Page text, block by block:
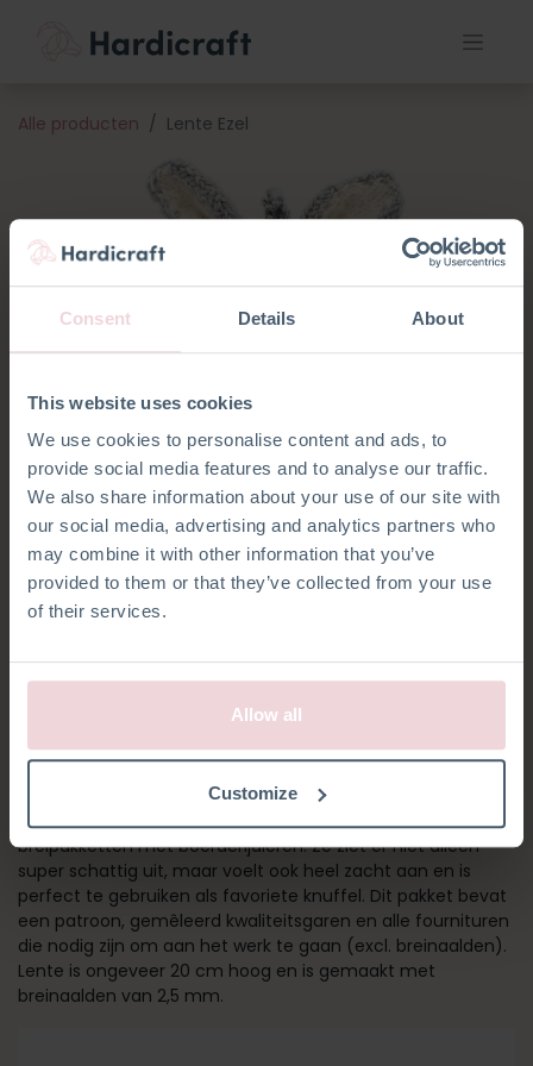
Consent Details About
This website uses cookies
We use cookies to personalise content and ads, to
provide social media features and to analyse our traffic.
We also share information about your use of our site with
our social media, advertising and analytics partners who
may combine it with other information that you’ve
provided to them or that they’ve collected from your use
of their services.
Allow all
Customize
Alle producten Lente Ezel
LENTE EZEL
Maak kennis met Lente! Ze maakt deel uit van onze set
breipakketten met boerderijdieren. Ze ziet er niet alleen
super schattig uit, maar voelt ook heel zacht aan en is
perfect te gebruiken als favoriete knuffel. Dit pakket bevat
een patroon, gemêleerd kwaliteitsgaren en alle fournituren
die nodig zijn om aan het werk te gaan (excl. breinaalden).
Lente is ongeveer 20 cm hoog en is gemaakt met
breinaalden van 2,5 mm.